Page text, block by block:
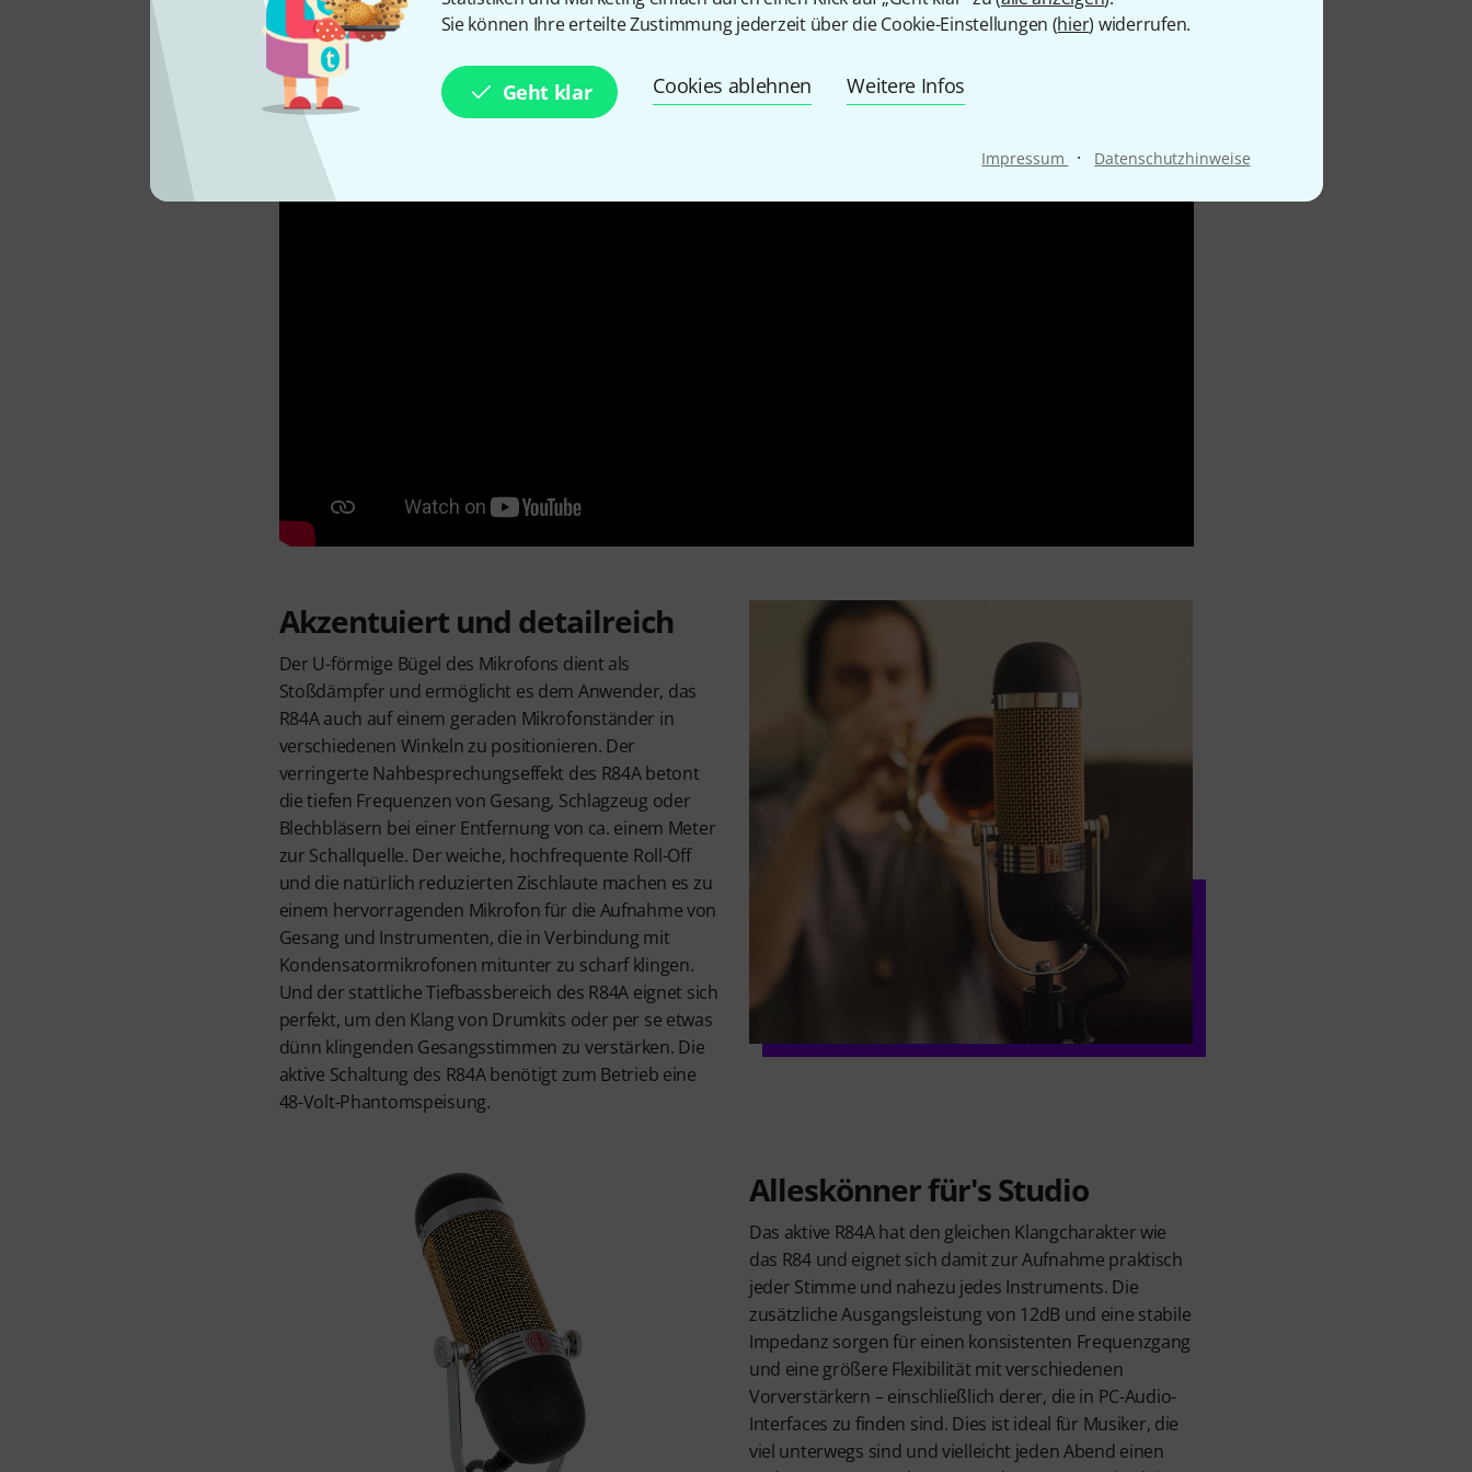
Sie können Ihre erteilte Zustimmung jederzeit über die Cookie-Einstellungen (hier) widerrufen.
Geht klar Cookies ablehnen Weitere Infos
Impressum · Datenschutzhinweise
Akzentuiert und detailreich
Der U-förmige Bügel des Mikrofons dient als
Stoßdämpfer und ermöglicht es dem Anwender, das
R84A auch auf einem geraden Mikrofonständer in
verschiedenen Winkeln zu positionieren. Der
verringerte Nahbesprechungseffekt des R84A betont
die tiefen Frequenzen von Gesang, Schlagzeug oder
Blechbläsern bei einer Entfernung von ca. einem Meter
zur Schallquelle. Der weiche, hochfrequente Roll-Off
und die natürlich reduzierten Zischlaute machen es zu
einem hervorragenden Mikrofon für die Aufnahme von
Gesang und Instrumenten, die in Verbindung mit
Kondensatormikrofonen mitunter zu scharf klingen.
Und der stattliche Tiefbassbereich des R84A eignet sich
perfekt, um den Klang von Drumkits oder per se etwas
dünn klingenden Gesangsstimmen zu verstärken. Die
aktive Schaltung des R84A benötigt zum Betrieb eine
48-Volt-Phantomspeisung.
Alleskönner für's Studio
Das aktive R84A hat den gleichen Klangcharakter wie
das R84 und eignet sich damit zur Aufnahme praktisch
jeder Stimme und nahezu jedes Instruments. Die
zusätzliche Ausgangsleistung von 12dB und eine stabile
Impedanz sorgen für einen konsistenten Frequenzgang
und eine größere Flexibilität mit verschiedenen
Vorverstärkern – einschließlich derer, die in PC-Audio-
Interfaces zu finden sind. Dies ist ideal für Musiker, die
viel unterwegs sind und vielleicht jeden Abend einen